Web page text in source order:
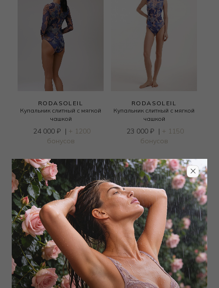
RODASOLEIL
Купальник слитный с мягкой
чашкой
24 000 ₽ | + 1200
бонусов
RODASOLEIL
Купальник слитный с мягкой
чашкой
23 000 ₽ | + 1150
бонусов